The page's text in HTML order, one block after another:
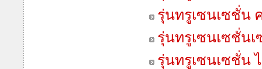
รุ่นทรูเซนเซชั่น ค
รุ่นทรูเซนเซชั่นเ
รุ่นทรูเซนเซชั่น ไ